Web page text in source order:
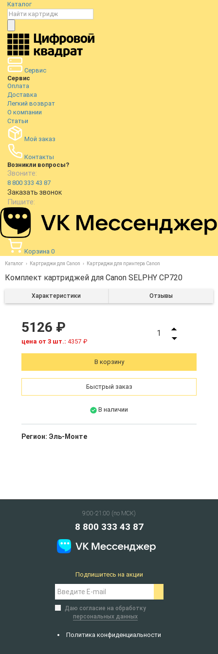
Каталог
Сервис
Сервис
Оплата
Доставка
Легкий возврат
О компании
Статьи
Мой заказ
Контакты
Возникли вопросы?
Звоните:
8 800 333 43 87
Заказать звонок
Пишите:
Корзина 0
Каталог Картриджи для Canon Картриджи для принтера Canon
Комплект картриджей для Canon SELPHY CP720
Характеристики Отзывы
5126 ₽
цена от 3 шт.: 4357 ₽
1
В корзину
Быстрый заказ
В наличии
Регион: Эль-Монте
9:00-21:00 (по МСК)
8 800 333 43 87
Политика конфиденциальности
Подпишитесь на акции
Даю согласие на обработку
персональных данных